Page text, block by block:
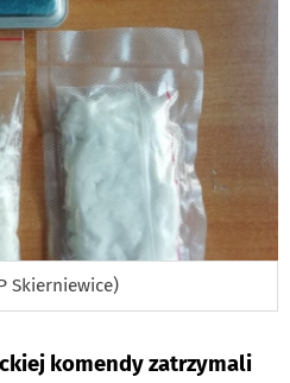
Skierniewice)
komendy zatrzymali